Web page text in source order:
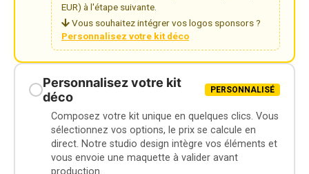
EUR) à l'étape suivante.
Vous souhaitez intégrer vos logos sponsors ?
Personnalisez votre kit déco
Personnalisez votre kit
déco
PERSONNALISÉ
Composez votre kit unique en quelques clics. Vous
sélectionnez vos options, le prix se calcule en
direct. Notre studio design intègre vos éléments et
vous envoie une maquette à valider avant
production.